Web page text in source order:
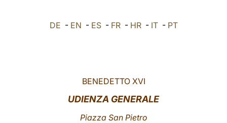
العربيّة DE - EN - ES- FR- HR- IT- PT
BENEDETTO XVI
UDIENZA GENERALE
Piazza San Pietro